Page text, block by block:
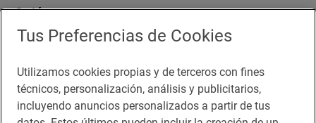
Quiénes somos
Sala de prensa
Te puede interesar
Tus Preferencias de Cookies
Utilizamos cookies propias y de terceros con fines
técnicos, personalización, análisis y publicitarios,
incluyendo anuncios personalizados a partir de tus